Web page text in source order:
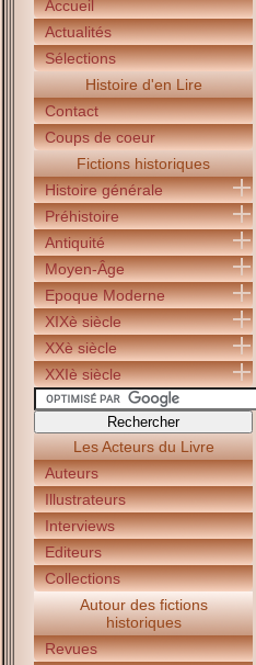
Accueil
Actualités
Sélections
Histoire d'en Lire
Contact
Coups de coeur
Fictions historiques
Histoire générale
Préhistoire
Antiquité
Moyen-Âge
Epoque Moderne
XIXè siècle
XXè siècle
XXIè siècle
Les Acteurs du Livre
Auteurs
Illustrateurs
Interviews
Editeurs
Collections
Autour des fictions
historiques
Revues